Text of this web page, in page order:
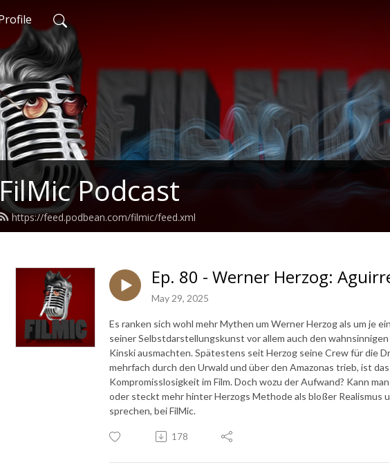
FilMic Podcast
https://feed.podbean.com/filmic/feed.xml
Ep. 80 - Werner Herzog:
May 29, 2025
Es ranken sich wohl mehr Mythen um Werner Herzog als um je
seiner Selbstdarstellungskunst vor allem auch den
Kinski ausmachten. Spätestens seit Herzog seine Crew für die
mehrfach durch den Urwald und über den Amazonas trieb, ist
Kompromisslosigkeit im Film. Doch wozu der Aufwand? Kann
oder steckt mehr hinter Herzogs Methode als bloßer Realismus
sprechen, bei FilMic.
178